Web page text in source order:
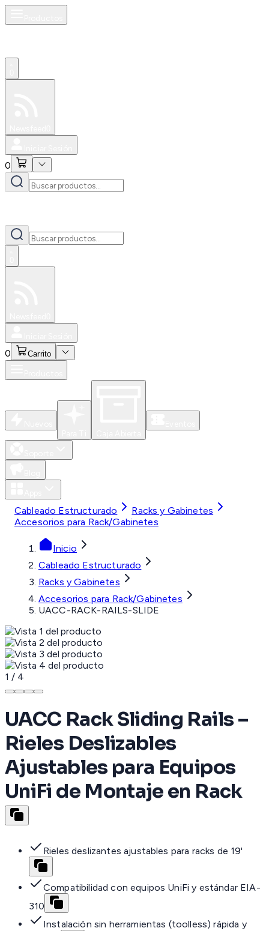
0
0 Carrito
Cableado Estructurado
Racks y Gabinetes
Accesorios para Rack/Gabinetes
Inicio
Cableado Estructurado
Racks y Gabinetes
Accesorios para Rack/Gabinetes
UACC-RACK-RAILS-SLIDE
1 / 4
UACC Rack Sliding Rails –
Rieles Deslizables
Ajustables para Equipos
UniFi de Montaje en Rack
Rieles deslizantes ajustables para racks de 19'
Compatibilidad con equipos UniFi y estándar EIA-
310
Instalación sin herramientas (toolless) rápida y